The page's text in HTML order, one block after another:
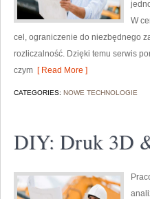
W
cel, ograniczenie do niezbędnego
rozliczalność. Dzięki temu serwis
czym [ Read More ]
CATEGORIES: NOWE TECHNOLOGIE
DIY: Druk 3D